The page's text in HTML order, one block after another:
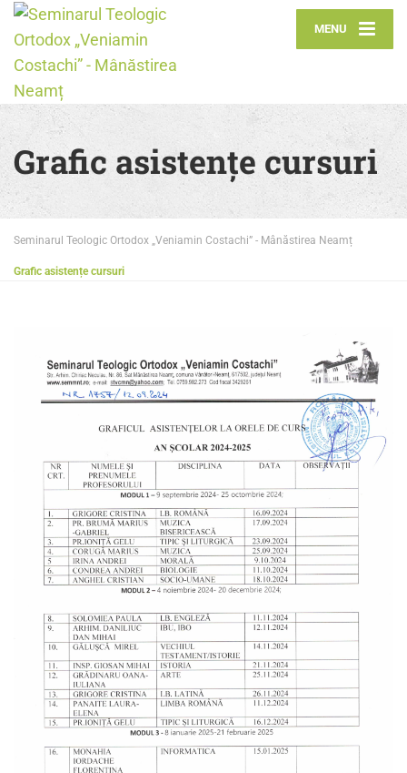
MENU
Grafic asistențe cursuri
Seminarul Teologic Ortodox „Veniamin Costachi” - Mânăstirea Neamț
Grafic asistențe cursuri